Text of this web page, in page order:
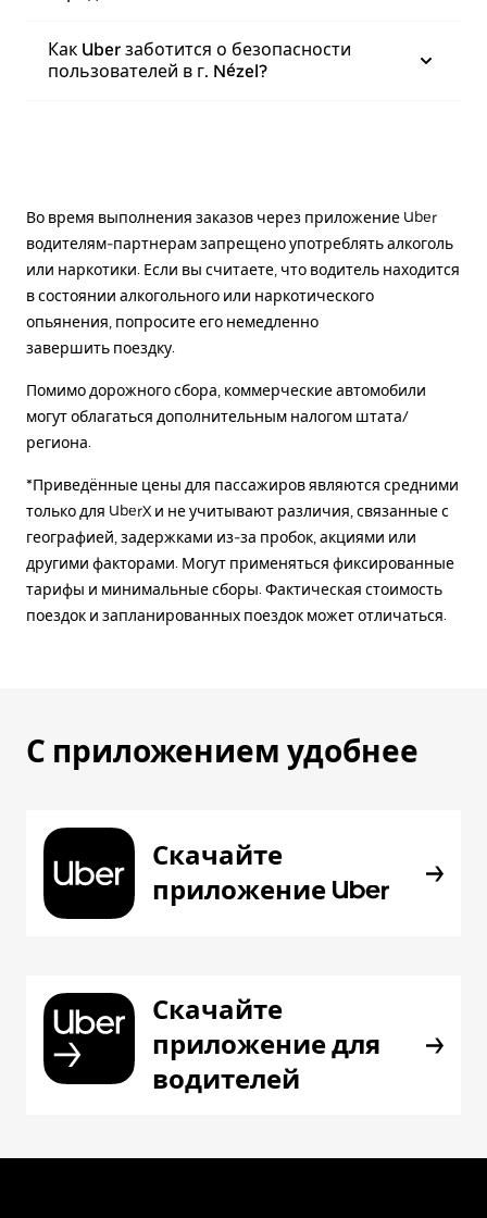
Как Uber заботится о безопасности
пользователей в г. Nézel?
Во время выполнения заказов через приложение Uber
водителям-партнерам запрещено употреблять алкоголь
или наркотики. Если вы считаете, что водитель находится
в состоянии алкогольного или наркотического
опьянения, попросите его немедленно
завершить поездку.
Помимо дорожного сбора, коммерческие автомобили
могут облагаться дополнительным налогом штата/
региона.
*Приведённые цены для пассажиров являются средними
только для UberX и не учитывают различия, связанные с
географией, задержками из-за пробок, акциями или
другими факторами. Могут применяться фиксированные
тарифы и минимальные сборы. Фактическая стоимость
поездок и запланированных поездок может отличаться.
С приложением удобнее
Скачайте
приложение Uber
Скачайте
приложение для
водителей